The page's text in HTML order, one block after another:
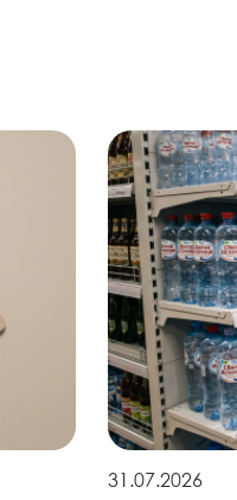
31.07.2026